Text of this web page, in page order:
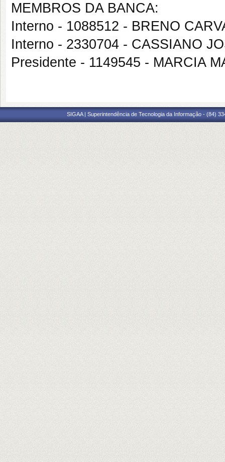
MEMBROS DA BANCA:
Interno - 1088512 - BRENO
Interno - 2330704 - CASSIANO
Presidente - 1149545 - MARCIA
SIGAA | Superintendência de Tecnologia da Informação - (84)